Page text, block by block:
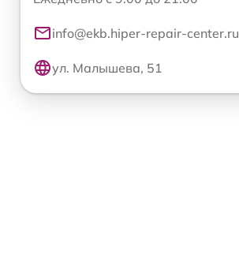
info@ekb.hiper-repair-center.ru
ул. Малышева, 51